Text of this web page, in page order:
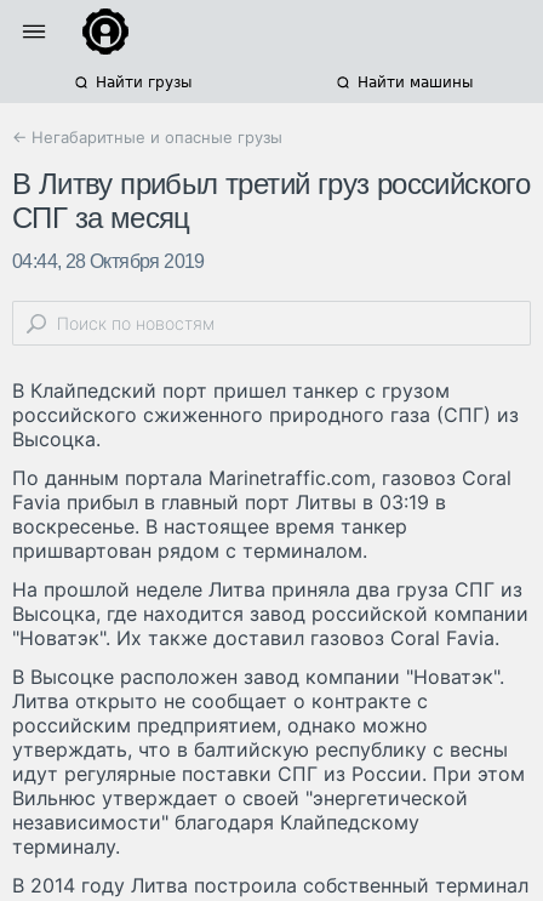
Найти грузы Найти машины
← Негабаритные и опасные грузы
В Литву прибыл третий груз российского
СПГ за месяц
04:44, 28 Октября 2019
В Клайпедский порт пришел танкер с грузом
российского сжиженного природного газа (СПГ) из
Высоцка.
По данным портала Marinetraffic.com, газовоз Coral
Favia прибыл в главный порт Литвы в 03:19 в
воскресенье. В настоящее время танкер
пришвартован рядом с терминалом.
На прошлой неделе Литва приняла два груза СПГ из
Высоцка, где находится завод российской компании
"Новатэк". Их также доставил газовоз Coral Favia.
В Высоцке расположен завод компании "Новатэк".
Литва открыто не сообщает о контракте с
российским предприятием, однако можно
утверждать, что в балтийскую республику с весны
идут регулярные поставки СПГ из России. При этом
Вильнюс утверждает о своей "энергетической
независимости" благодаря Клайпедскому
терминалу.
В 2014 году Литва построила собственный терминал